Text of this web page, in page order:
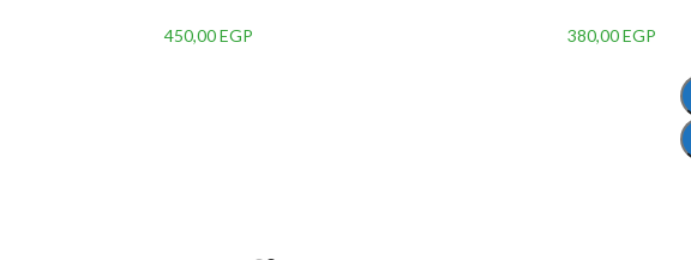
380,00EGP
450,00EGP